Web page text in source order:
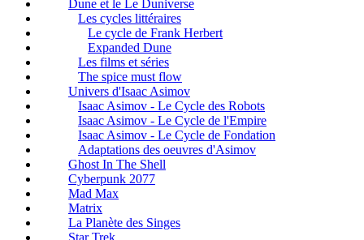
Dune et le Le Duniverse
Les cycles littéraires
Le cycle de Frank Herbert
Expanded Dune
Les films et séries
The spice must flow
Univers d'Isaac Asimov
Isaac Asimov - Le Cycle des Robots
Isaac Asimov - Le Cycle de l'Empire
Isaac Asimov - Le Cycle de Fondation
Adaptations des oeuvres d'Asimov
Ghost In The Shell
Cyberpunk 2077
Mad Max
Matrix
La Planète des Singes
Star Trek